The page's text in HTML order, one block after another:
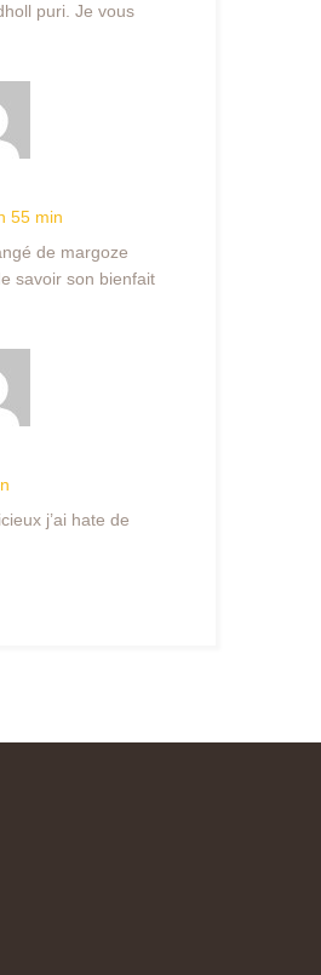
puri. Je vous
55 min
de margoze
savoir son bienfait
j’ai hate de